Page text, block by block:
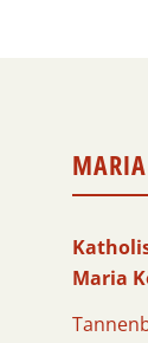
Maria